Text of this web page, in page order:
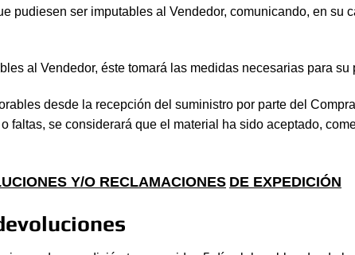
pudiesen ser imputables al Vendedor, comunicando, en su
al Vendedor, éste tomará las medidas necesarias para su
desde la recepción del suministro por parte del
faltas, se considerará que el material ha sido aceptado,
Y/O RECLAMACIONES DE EXPEDICIÓN